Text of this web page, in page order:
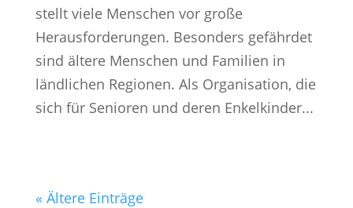
stellt viele Menschen vor große
Herausforderungen. Besonders gefährdet
sind ältere Menschen und Familien in
ländlichen Regionen. Als Organisation, die
sich für Senioren und deren Enkelkinder...
« Ältere Einträge